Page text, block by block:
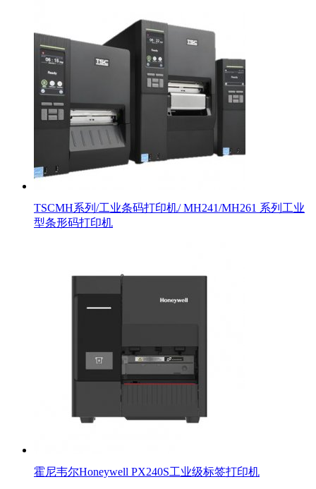
TSCMH系列/工业条码打印机/ MH241/MH261 系列工业
型条形码打印机
霍尼韦尔Honeywell PX240S工业级标签打印机